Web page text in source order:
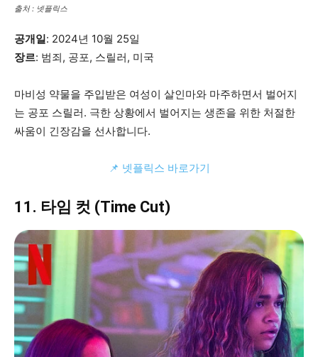
출처 : 넷플릭스
공개일: 2024년 10월 25일
장르: 범죄, 공포, 스릴러, 미국
마비성 약물을 주입받은 여성이 살인마와 마주하면서 벌어지
는 공포 스릴러. 극한 상황에서 벌어지는 생존을 위한 처절한
싸움이 긴장감을 선사합니다.
📌 넷플릭스 바로가기
11. 타임 컷 (Time Cut)